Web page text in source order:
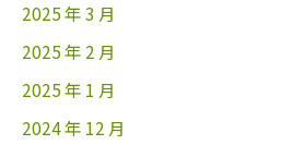
2025 年 3 月
2025 年 2 月
2025 年 1 月
2024 年 12 月